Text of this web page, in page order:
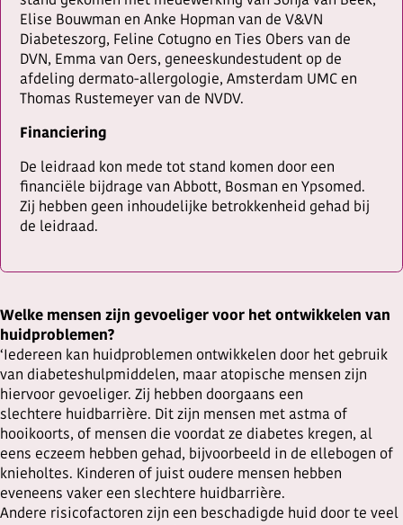
Elise Bouwman en Anke Hopman van de V&VN
Diabeteszorg, Feline Cotugno en Ties Obers van de
DVN, Emma van Oers, geneeskundestudent op de
afdeling dermato-allergologie, Amsterdam UMC en
Thomas Rustemeyer van de NVDV.
Financiering
De leidraad kon mede tot stand komen door een
financiële bijdrage van Abbott, Bosman en Ypsomed.
Zij hebben geen inhoudelijke betrokkenheid gehad bij
de leidraad.
Welke mensen zijn gevoeliger voor het ontwikkelen van
huidproblemen?
‘Iedereen kan huidproblemen ontwikkelen door het gebruik
van diabeteshulpmiddelen, maar atopische mensen zijn
hiervoor gevoeliger. Zij hebben doorgaans een
slechtere huidbarrière. Dit zijn mensen met astma of
hooikoorts, of mensen die voordat ze diabetes kregen, al
eens eczeem hebben gehad, bijvoorbeeld in de ellebogen of
knieholtes. Kinderen of juist oudere mensen hebben
eveneens vaker een slechtere huidbarrière.
Andere risicofactoren zijn een beschadigde huid door te veel